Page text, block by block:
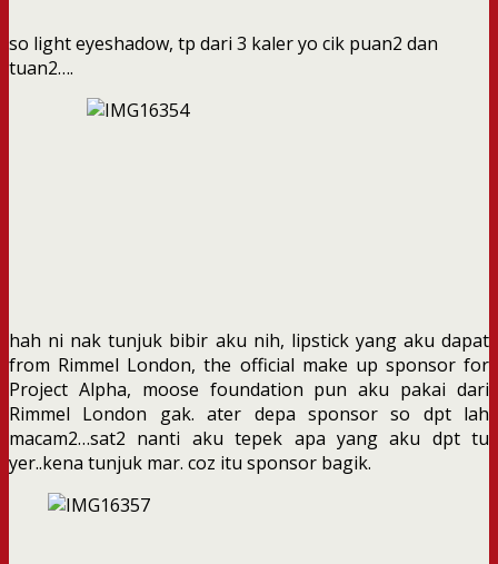
so light eyeshadow, tp dari 3 kaler yo cik puan2 dan
tuan2….
hah ni nak tunjuk bibir aku nih, lipstick yang aku dapat
from Rimmel London, the official make up sponsor for
Project Alpha, moose foundation pun aku pakai dari
Rimmel London gak. ater depa sponsor so dpt lah
macam2…sat2 nanti aku tepek apa yang aku dpt tu
yer..kena tunjuk mar. coz itu sponsor bagik.